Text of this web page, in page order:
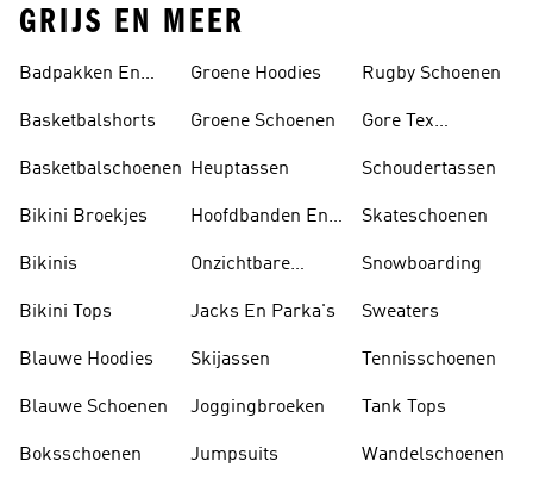
GRIJS EN MEER
Badpakken En
Basketbalshorts
Basketbalschoenen
Bikini Broekjes
Bikinis
Bikini Tops
Blauwe Hoodies
Blauwe Schoenen
Boksschoenen
Groene Hoodies
Groene Schoenen
Heuptassen
Hoofdbanden En
Onzichtbare
Jacks En Parka's
Skijassen
Joggingbroeken
Jumpsuits
Rugby Schoenen
Gore Tex
Schoudertassen
Skateschoenen
Snowboarding
Sweaters
Tennisschoenen
Tank Tops
Wandelschoenen